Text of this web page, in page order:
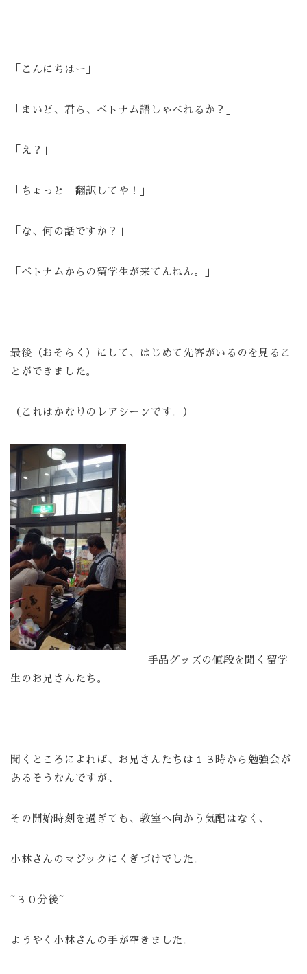
「こんにちはー」
「まいど、君ら、ベトナム語しゃべれるか？」
「え？」
「ちょっと 翻訳してや！」
「な、何の話ですか？」
「ベトナムからの留学生が来てんねん。」
最後（おそらく）にして、はじめて先客がいるのを見るこ
とができました。
（これはかなりのレアシーンです。）
手品グッズの値段を聞く留学
生のお兄さんたち。
聞くところによれば、お兄さんたちは１３時から勉強会が
あるそうなんですが、
その開始時刻を過ぎても、教室へ向かう気配はなく、
小林さんのマジックにくぎづけでした。
~３０分後~
ようやく小林さんの手が空きました。